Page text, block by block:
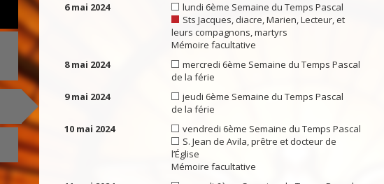
6 mai 2024
lundi 6ème Semaine du Temps Pascal
Sts Jacques, diacre, Marien, Lecteur, et
leurs compagnons, martyrs
Mémoire facultative
8 mai 2024
mercredi 6ème Semaine du Temps Pascal
de la férie
9 mai 2024
jeudi 6ème Semaine du Temps Pascal
de la férie
10 mai 2024
vendredi 6ème Semaine du Temps Pascal
S. Jean de Avila, prêtre et docteur de
l’Église
Mémoire facultative